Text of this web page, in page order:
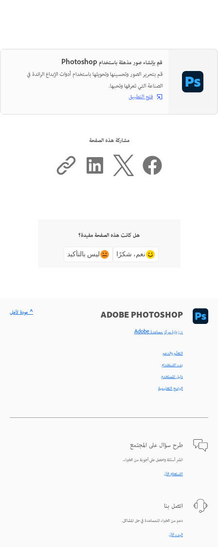
قم بإنشاء صور مذهلة باستخدام Photoshop
قم بتحرير الصور وتحسينها وتحويلها باستخدام أدوات الإبداع الرائدة في
الصناعة التي تعرفها وتحبها.
فتح التطبيق
مشاركة هذه الصفحة
هل كانت هذه الصفحة مفيدة؟
نعم، شكرًا ليس بالتأكيد
ADOBE PHOTOSHOP
< زيارة مركز مساعدة Adobe
التعلّم والدعم
بدء الاستخدام
دليل المستخدم
البرامج التعليمية
طرح سؤال على المجتمع
انشر أسئلة واحصل على أجوبة من الخبراء.
الاستعلام الآن
اتصل بنا
دعم من الخبراء للمساعدة في حل المشاكل.
البدء الآن
^ عودة لأعلى